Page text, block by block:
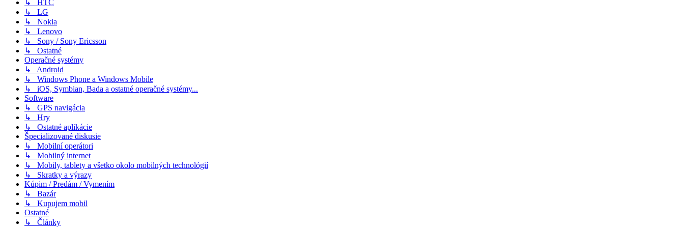
↳ HTC
↳ LG
↳ Nokia
↳ Lenovo
↳ Sony / Sony Ericsson
↳ Ostatné
Operačné systémy
↳ Android
↳ Windows Phone a Windows Mobile
↳ iOS, Symbian, Bada a ostatné operačné systémy...
Software
↳ GPS navigácia
↳ Hry
↳ Ostatné aplikácie
Špecializované diskusie
↳ Mobilní operátori
↳ Mobilný internet
↳ Mobily, tablety a všetko okolo mobilných technológií
↳ Skratky a výrazy
Kúpim / Predám / Vymením
↳ Bazár
↳ Kupujem mobil
Ostatné
↳ Články